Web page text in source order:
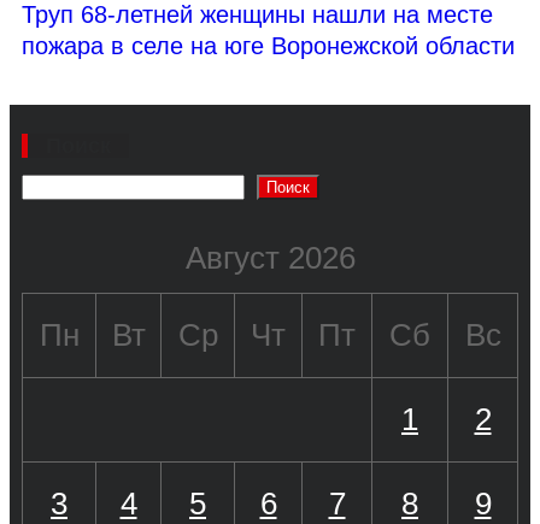
Труп 68-летней женщины нашли на месте
пожара в селе на юге Воронежской области
Поиск
Август 2026
Пн Вт Ср Чт Пт Сб Вс
1 2
3 4 5 6 7 8 9